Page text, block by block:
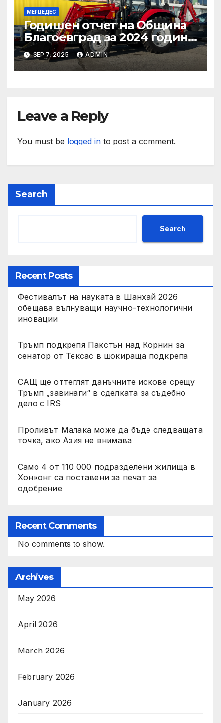
МЕРЦЕДЕС
Годишен отчет на Община
Благоевград за 2024 година:
Стабилно финансово
състояние, ръст на
приходите и напредък в
социални проекти
SEP 7, 2025 ADMIN
Leave a Reply
You must be logged in to post a comment.
Search
Search
Recent Posts
Фестивалът на науката в Шанхай 2026
обещава вълнуващи научно-технологични
иновации
Тръмп подкрепя Пакстън над Корнин за
сенатор от Тексас в шокираща подкрепа
САЩ ще оттеглят данъчните искове срещу
Тръмп „завинаги“ в сделката за съдебно
дело с IRS
Проливът Малака може да бъде следващата
точка, ако Азия не внимава
Само 4 от 110 000 подразделени жилища в
Хонконг са поставени за печат за
одобрение
Recent Comments
No comments to show.
Archives
May 2026
April 2026
March 2026
February 2026
January 2026